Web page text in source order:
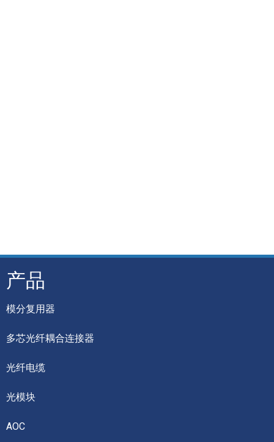
产品
模分复用器
多芯光纤耦合连接器
光纤电缆
光模块
AOC